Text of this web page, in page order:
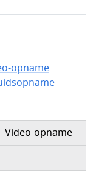
opname
Video-opname